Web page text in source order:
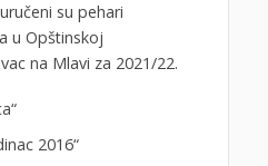
su pehari
u Opštinskoj
na Mlavi za 2021/22.
2016“